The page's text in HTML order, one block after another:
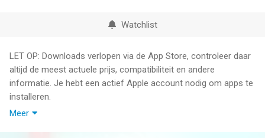
Watchlist
LET OP: Downloads verlopen via de App Store, controleer daar
altijd de meest actuele prijs, compatibiliteit en andere
informatie. Je hebt een actief Apple account nodig om apps te
installeren.
Meer